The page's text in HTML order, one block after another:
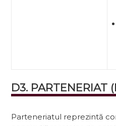
D3. PARTENERIAT
Parteneriatul reprezintă